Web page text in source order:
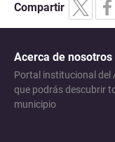
Compartir
Acerca de nosotros
Portal institucional del
que podrás descubrir
municipio